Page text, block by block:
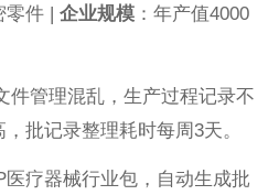
零件 | 企业规模 ：年产值4000
件管理混乱，生产过程记录不
批记录整理耗时每周3天。
医疗器械行业包，自动生成批